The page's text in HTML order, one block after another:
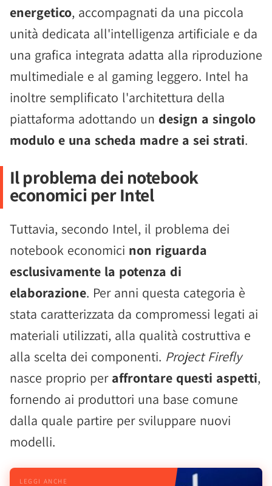
energetico, accompagnati da una piccola
unità dedicata all'intelligenza artificiale e da
una grafica integrata adatta alla riproduzione
multimediale e al gaming leggero. Intel ha
inoltre semplificato l'architettura della
piattaforma adottando un design a singolo
modulo e una scheda madre a sei strati.
Il problema dei notebook
economici per Intel
Tuttavia, secondo Intel, il problema dei
notebook economici non riguarda
esclusivamente la potenza di
elaborazione. Per anni questa categoria è
stata caratterizzata da compromessi legati ai
materiali utilizzati, alla qualità costruttiva e
alla scelta dei componenti. Project Firefly
nasce proprio per affrontare questi aspetti,
fornendo ai produttori una base comune
dalla quale partire per sviluppare nuovi
modelli.